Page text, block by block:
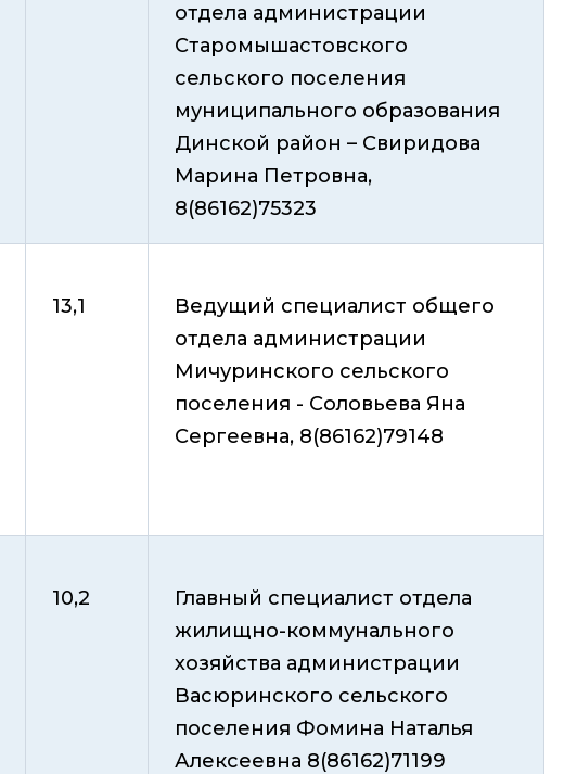
отдела администрации
Старомышастовского
сельского поселения
муниципального образования
Динской район – Свиридова
Марина Петровна,
8(86162)75323
13,1
Ведущий специалист общего
отдела администрации
Мичуринского сельского
поселения - Соловьева Яна
Сергеевна, 8(86162)79148
10,2
Главный специалист отдела
жилищно-коммунального
хозяйства администрации
Васюринского сельского
поселения Фомина Наталья
Алексеевна 8(86162)71199